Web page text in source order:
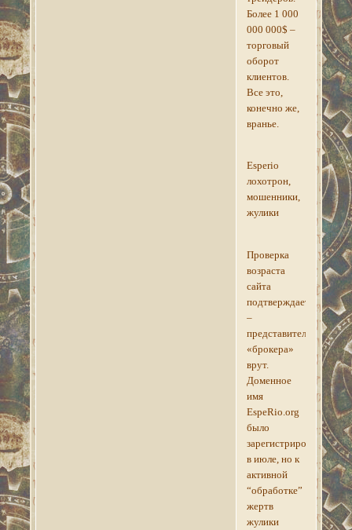
Более 1 000
000 000$ –
торговый
оборот
клиентов.
Все это,
конечно же,
вранье.
Esperio
лохотрон,
мошенники,
жулики
Проверка
возраста
сайта
подтверждает
–
представители
«брокера»
врут.
Доменное
имя
EspeRio.org
было
зарегистрировано
в июле, но к
активной
“обработке”
жертв
жулики